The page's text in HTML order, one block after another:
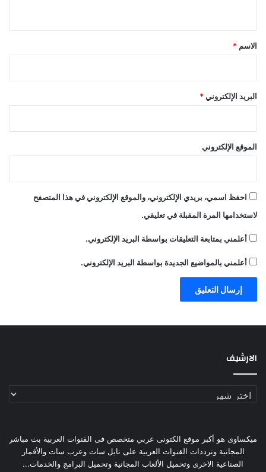
*
الاسم *
البريد الإلكتروني *
الموقع الإلكتروني
احفظ اسمي، بريدي الإلكتروني، والموقع الإلكتروني في هذا المتصفح
لاستخدامها المرة المقبلة في تعليقي.
أعلمني بمتابعة التعليقات بواسطة البريد الإلكتروني.
أعلمني بالمواضيع الجديدة بواسطة البريد الإلكتروني.
الارشيف
الارشيف
ميكساوى هو أكبر موقع الكتونى عربي متخصص فى القنوات العربية بث مباشر
المجانية وترددات القنوات العربية على نايل سات وعرب سات والأقمار
الصناعية الاخرى وتحميل الألعاب المجانية وتحميل البرامج والخدمات...